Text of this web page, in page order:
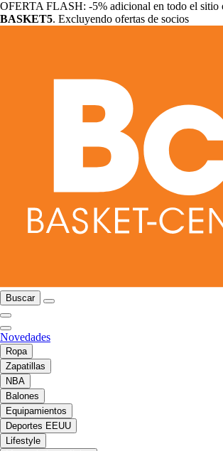
OFERTA FLASH: -5% adicional en todo el sitio
BASKET5. Excluyendo ofertas de socios
Buscar
Novedades
Ropa
Zapatillas
NBA
Balones
Equipamientos
Deportes EEUU
Lifestyle